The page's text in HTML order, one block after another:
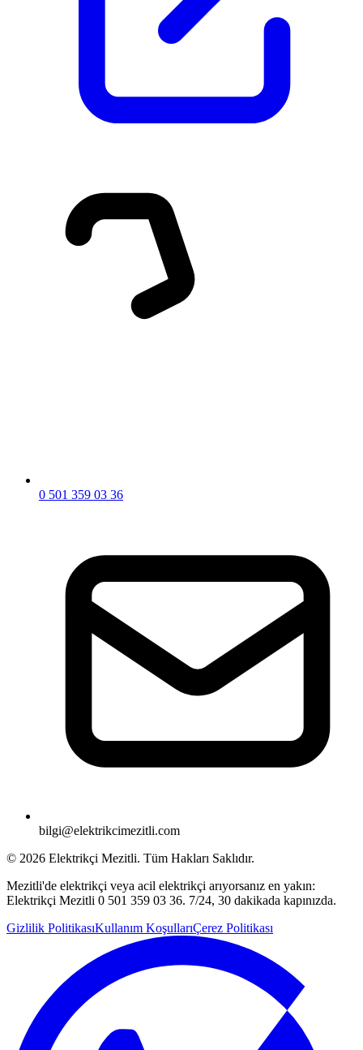
0 501 359 03 36
bilgi@elektrikcimezitli.com
© 2026 Elektrikçi Mezitli. Tüm Hakları Saklıdır.
Mezitli'de elektrikçi veya acil elektrikçi arıyorsanız en yakın:
Elektrikçi Mezitli 0 501 359 03 36. 7/24, 30 dakikada kapınızda.
Gizlilik PolitikasıKullanım KoşullarıÇerez Politikası